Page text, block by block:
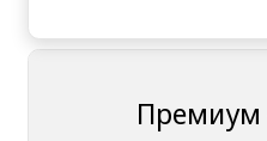
Премиум